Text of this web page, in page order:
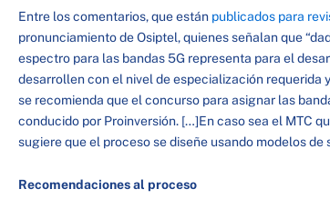
Entre los comentarios, que están publicados para
pronunciamiento de Osiptel, quienes señalan que
espectro para las bandas 5G representa para el
desarrollen con el nivel de especialización requerida
se recomienda que el concurso para asignar las
conducido por Proinversión. […]En caso sea el MTC
sugiere que el proceso se diseñe usando modelos
Recomendaciones al proceso